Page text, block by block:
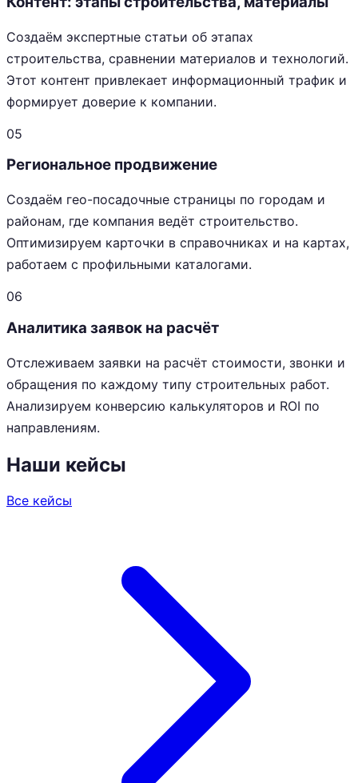
Создаём экспертные статьи об этапах
строительства, сравнении материалов и технологий.
Этот контент привлекает информационный трафик и
формирует доверие к компании.
05
Региональное продвижение
Создаём гео-посадочные страницы по городам и
районам, где компания ведёт строительство.
Оптимизируем карточки в справочниках и на картах,
работаем с профильными каталогами.
06
Аналитика заявок на расчёт
Отслеживаем заявки на расчёт стоимости, звонки и
обращения по каждому типу строительных работ.
Анализируем конверсию калькуляторов и ROI по
направлениям.
Наши кейсы
Все кейсы